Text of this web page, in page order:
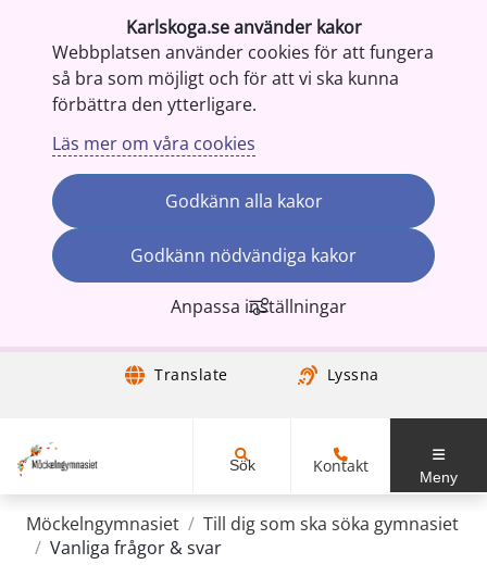
Karlskoga.se använder kakor
Webbplatsen använder cookies för att fungera
så bra som möjligt och för att vi ska kunna
förbättra den ytterligare.
Läs mer om våra cookies
Godkänn alla kakor
Godkänn nödvändiga kakor
Anpassa inställningar
Gå till innehåll Translate Lyssna
Sök Kontakt
Meny
Möckelngymnasiet / Till dig som ska söka gymnasiet
/ Vanliga frågor & svar